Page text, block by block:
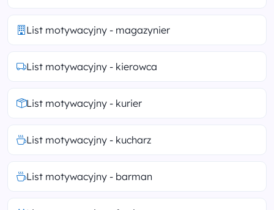
List motywacyjny - magazynier
List motywacyjny - kierowca
List motywacyjny - kurier
List motywacyjny - kucharz
List motywacyjny - barman